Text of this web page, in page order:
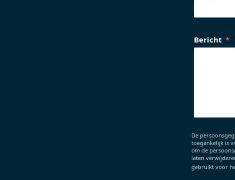
Bericht
De
toegankelijk is
om de
laten
gebruikt voor